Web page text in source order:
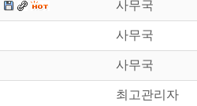
사무국
사무국
사무국
최고관리자